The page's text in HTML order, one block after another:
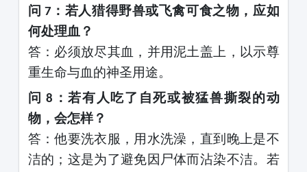
问 7：若人猎得野兽或飞禽可食之物，应如
何处理血？
答：必须放尽其血，并用泥土盖上，以示尊
重生命与血的神圣用途。
问 8 ：若有人吃了自死或被猛兽撕裂的动
物，会怎样？
答：他要洗衣服，用水洗澡，直到晚上是不
洁的；这是为了避免因尸体而沾染不洁。若